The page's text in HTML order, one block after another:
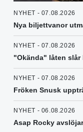
NYHET - 07.08.2026
Nya biljettvanor
NYHET - 07.08.2026
"Okända" låten
NYHET - 07.08.2026
Fröken Snusk
NYHET - 06.08.2026
Asap Rocky